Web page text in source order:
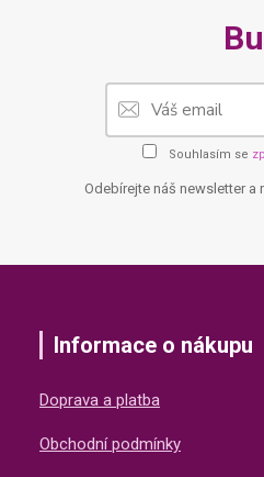
Souhlasím se
Odebírejte náš newsletter a
Informace o nákupu
Doprava a platba
Obchodní podmínky